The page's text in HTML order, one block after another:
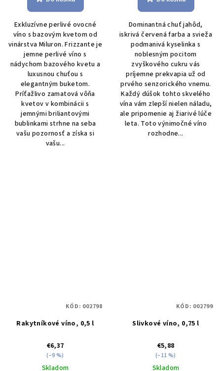
Exkluzívne perlivé ovocné
víno s bazovým kvetom od
vinárstva Miluron. Frizzante je
jemne perlivé víno s
nádychom bazového kvetu a
luxusnou chuťou s
elegantným buketom.
Príťažlivo zamatová vôňa
kvetov v kombinácii s
jemnými briliantovými
bublinkami strhne na seba
vašu pozornosť a získa si
vašu...
Dominantná chuť jahôd,
iskrivá červená farba a svieža
podmanivá kyselinka s
noblesným pocitom
zvyškového cukru vás
príjemne prekvapia už od
prvého senzorického vnemu.
Každý dúšok tohto skvelého
vína vám zlepší nielen náladu,
ale pripomenie aj žiarivé lúče
leta. Toto výnimočné víno
rozhodne...
Rakytníkové víno, 0,5 l
€6,37
(–9 %)
Skladom
KÓD: 002798
Slivkové víno, 0,75 l
€5,88
(–11 %)
Skladom
KÓD: 002799